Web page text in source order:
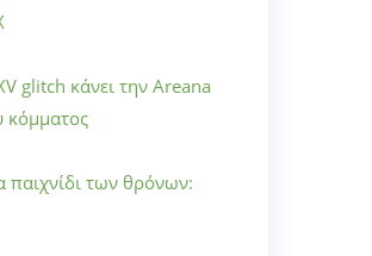
glitch κάνει την Areana
κόμματος
των θρόνων: